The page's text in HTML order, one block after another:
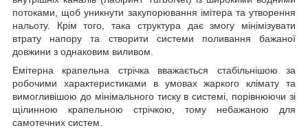
потоками, щоб уникнути закупорювання імітера та утворення
нальоту. Крім того, така структура дає змогу мінімізувати
втрату напору та створити системи поливання бажаної
довжини з однаковим виливом.
Емітерна крапельна стрічка вважається стабільнішою за
робочими характеристиками в умовах жаркого клімату та
вимогливішою до мінімального тиску в системі, порівнюючи зі
щілинною крапельною стрічкою, тому небажаною для
самотечних систем.